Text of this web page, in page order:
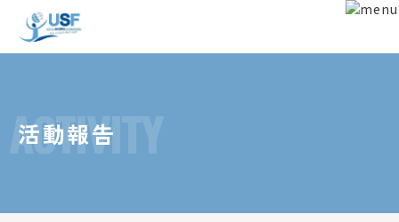
ACTIVITY
活動報告